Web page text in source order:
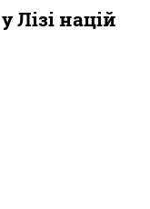
Лізі націй